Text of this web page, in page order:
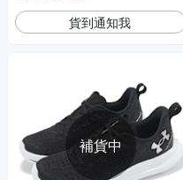
貨到通知我
補貨中